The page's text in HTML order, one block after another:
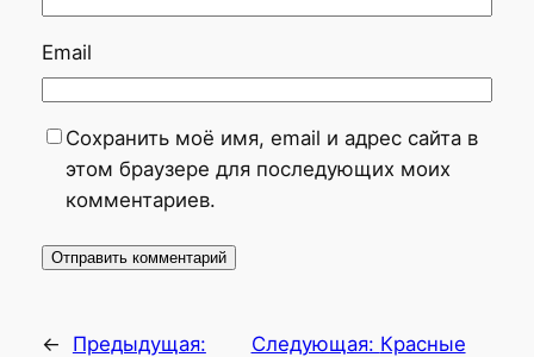
Email
Сохранить моё имя, email и адрес сайта в
этом браузере для последующих моих
комментариев.
←
Предыдущая:
Следующая: Красные